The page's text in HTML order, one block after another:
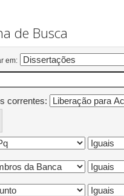
de Busca
em:
correntes: